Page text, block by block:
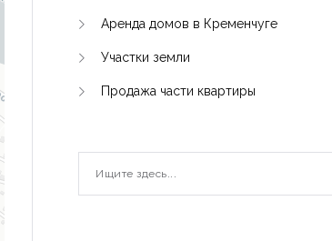
Аренда домов в Кременчуге
Участки земли
Продажа части квартиры